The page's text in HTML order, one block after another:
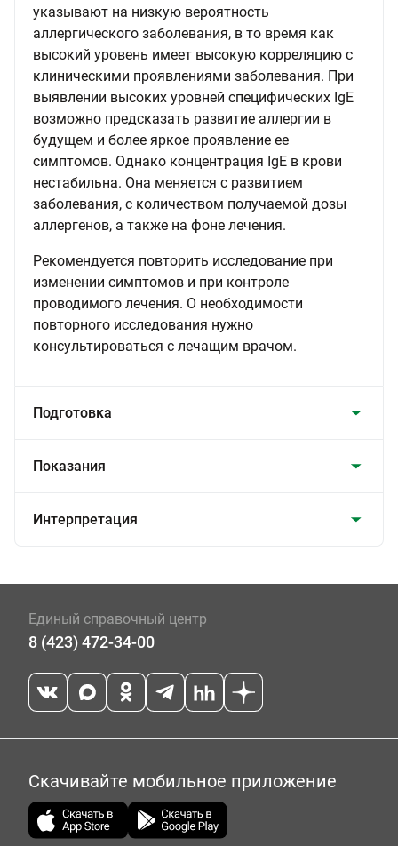
указывают на низкую вероятность
аллергического заболевания, в то время как
высокий уровень имеет высокую корреляцию с
клиническими проявлениями заболевания. При
выявлении высоких уровней специфических IgE
возможно предсказать развитие аллергии в
будущем и более яркое проявление ее
симптомов. Однако концентрация IgE в крови
нестабильна. Она меняется с развитием
заболевания, с количеством получаемой дозы
аллергенов, а также на фоне лечения.
Рекомендуется повторить исследование при
изменении симптомов и при контроле
проводимого лечения. О необходимости
повторного исследования нужно
консультироваться с лечащим врачом.
Подготовка
Показания
Интерпретация
Единый справочный центр
8 (423) 472-34-00
Скачивайте мобильное приложение